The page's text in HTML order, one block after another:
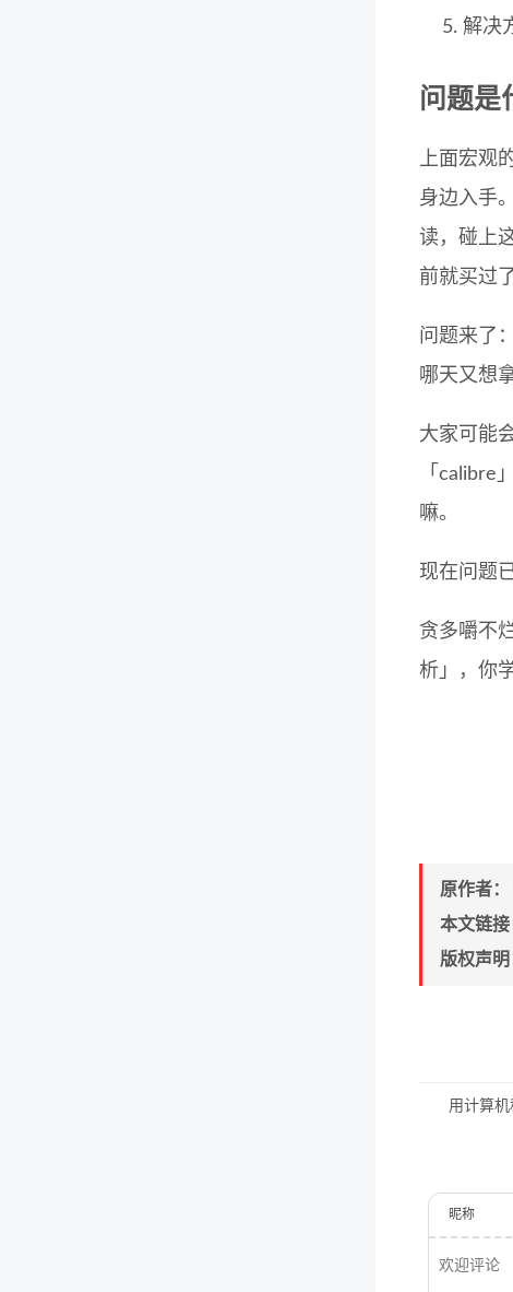
解决
问题是
上面宏观
身边入手
读，碰上
前就买过
问题来了
哪天又想
大家可能
「calibre
嘛。
现在问题
贪多嚼不
析」，你
原作者：
本文链接
版权声明
用计算
昵称